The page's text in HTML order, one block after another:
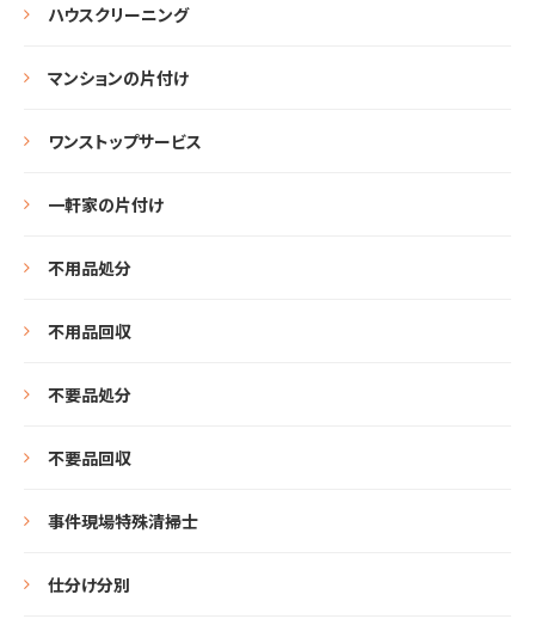
ハウスクリーニング
マンションの片付け
ワンストップサービス
一軒家の片付け
不用品処分
不用品回収
不要品処分
不要品回収
事件現場特殊清掃士
仕分け分別